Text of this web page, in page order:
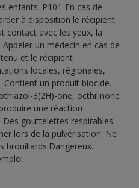
enfants. P101-En cas de
à disposition le récipient
contact avec les yeux, la
un médecin en cas de
et le récipient
locales, régionales,
un produit biocide.
3(2H)-one, octhilinone
une réaction
Des gouttelettes respirables
lors de la pulvérisation. Ne
brouillards.Dangereux.